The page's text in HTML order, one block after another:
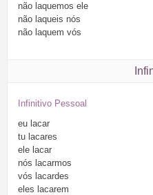
não laquemos ele
não laqueis nós
não laquem vós
Infinitivo Pessoal
eu lacar
tu lacares
ele lacar
nós lacarmos
vós lacardes
eles lacarem